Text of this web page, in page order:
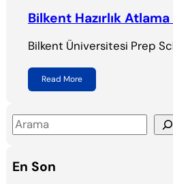
Bilkent Hazırlık
Bilkent Üniversitesi Prep
Read More
S
a
r
En Son